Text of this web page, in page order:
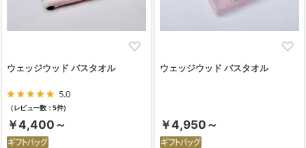
ウェッジウッド バスタオル
5.0
（レビュー数：5件）
￥4,400～
ウェッジウッド バスタオル
￥4,950～